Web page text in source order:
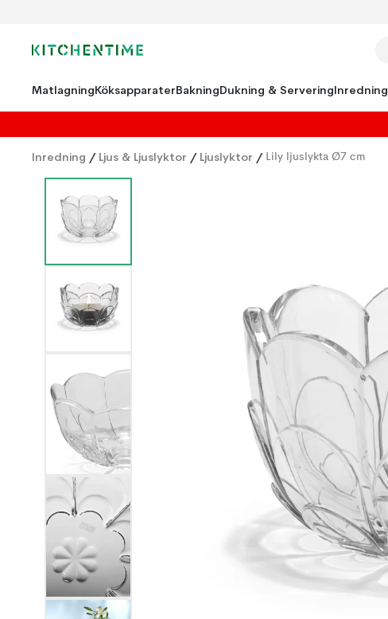
MatlagningKöksapparaterBakningDukning & ServeringInredning
Inredning / Ljus & Ljuslyktor / Ljuslyktor / Lily ljuslykta Ø7 cm